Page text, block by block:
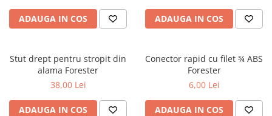
ADAUGA IN COS ADAUGA IN COS
Stut drept pentru stropit din
alama Forester
38,00 Lei
ADAUGA IN COS
Conector rapid cu filet ¾ ABS
Forester
6,00 Lei
ADAUGA IN COS